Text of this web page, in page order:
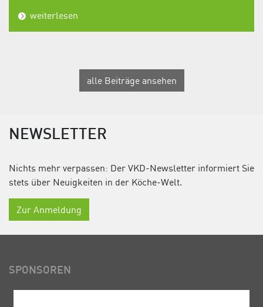
weiterlesen
alle Beiträge ansehen
NEWSLETTER
Nichts mehr verpassen: Der VKD-Newsletter informiert Sie
stets über Neuigkeiten in der Köche-Welt.
Zur Anmeldung
SPONSOREN